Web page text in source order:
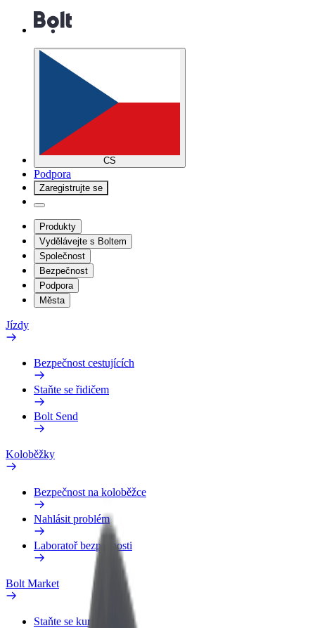
CS
Podpora
Zaregistrujte se
Produkty
Vydělávejte s Boltem
Společnost
Bezpečnost
Podpora
Města
Jízdy
Bezpečnost cestujících
Staňte se řidičem
Bolt Send
Koloběžky
Bezpečnost na koloběžce
Nahlásit problém
Laboratoř bezpečnosti
Bolt Market
Staňte se kurýrem